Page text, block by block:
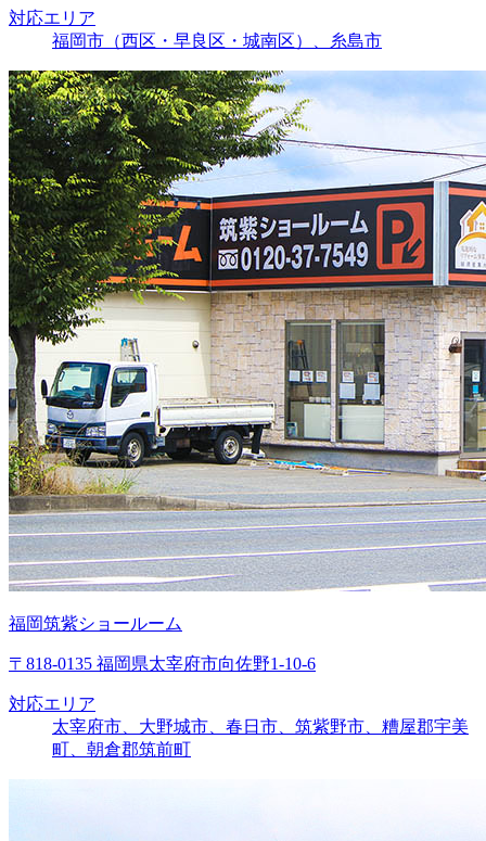
対応エリア
福岡市（西区・早良区・城南区）、糸島市
福岡筑紫ショールーム
〒818-0135 福岡県太宰府市向佐野1-10-6
対応エリア
太宰府市、大野城市、春日市、筑紫野市、糟屋郡宇美
町、朝倉郡筑前町